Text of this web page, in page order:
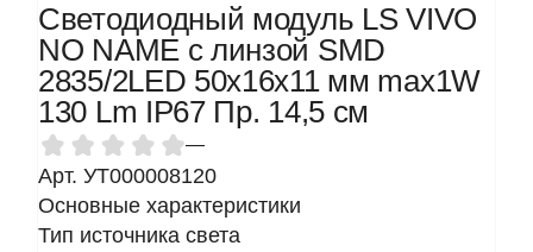
Светодиодный модуль LS VIVO
NO NAME с линзой SMD
2835/2LED 50x16x11 мм max1W
130 Lm IP67 Пр. 14,5 см
—
Арт. УТ000008120
Основные характеристики
Тип источника света